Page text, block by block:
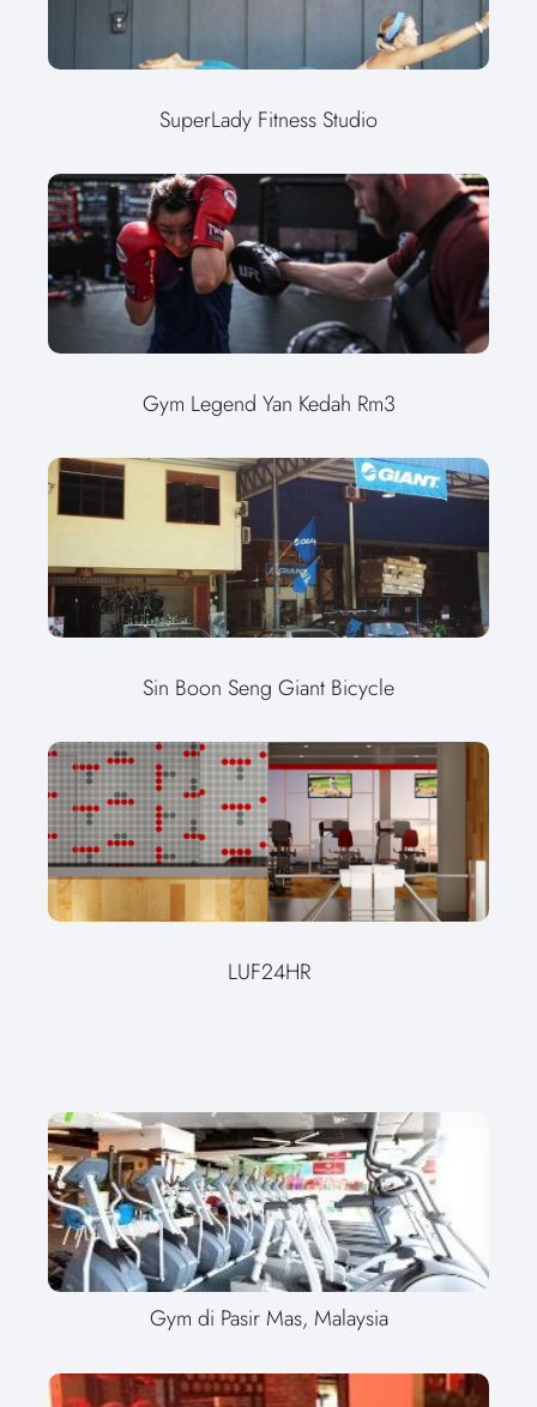
SuperLady Fitness Studio
Gym Legend Yan Kedah Rm3
Sin Boon Seng Giant Bicycle
LUF24HR
Gym di Pasir Mas, Malaysia